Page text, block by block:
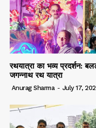
रथयात्रा का भव्य प्रदर्शन:
जगन्नाथ रथ यात्रा
Anurag Sharma - July 17,